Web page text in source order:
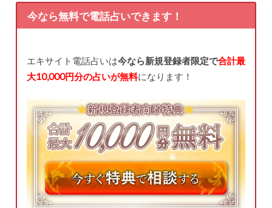
今なら無料で電話占いできます！
エキサイト電話占いは今なら新規登録者限定で合計最
大10,000円分の占いが無料になります！